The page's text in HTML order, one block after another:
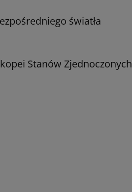
światła
Stanów Zjednoczonych